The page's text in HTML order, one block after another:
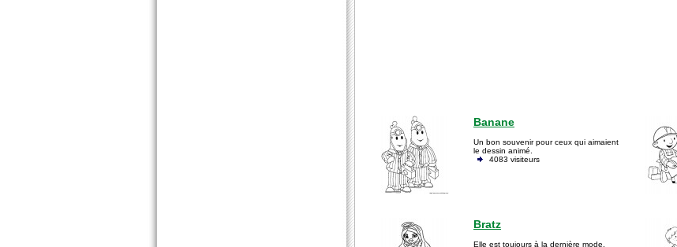
Banane
Un bon souvenir pour ceux qui aimaient
le dessin animé.
4083 visiteurs
Bratz
Elle est toujours à la dernière mode.